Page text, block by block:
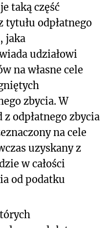
taką część
tytułu odpłatnego
jaka
udziałowi
na własne cele
zbycia. W
odpłatnego zbycia
na cele
uzyskany z
w całości
od podatku